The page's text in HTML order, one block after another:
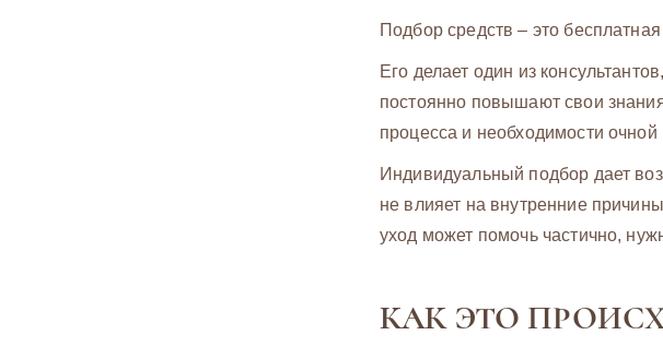
Подбор средств – это
Его делает один из
постоянно повышают свои
процесса и необходимости очной
Индивидуальный подбор дает
не влияет на внутренние
уход может помочь частично,
КАК ЭТО